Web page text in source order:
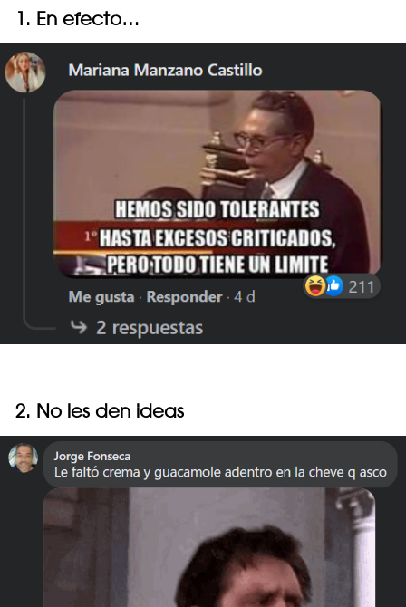
1. En efecto…
2. No les den ideas